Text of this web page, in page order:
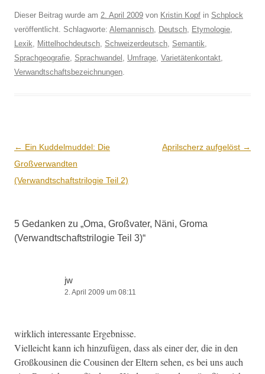
Dieser Beitrag wurde am 2. April 2009 von Kristin Kopf in Schplock
veröffentlicht. Schlagworte: Alemannisch Deutsch Etymologie
Lexik
Mittelhochdeutsch Schweizerdeutsch Semantik
Sprachgeografie Sprachwandel Umfrage Varietätenkontakt
Verwandtschaftsbezeichnungen
Beitrags-
Navigation
← Ein Kuddelmuddel: Die
Großverwandten
(Verwandtschaftstrilogie Teil 2)
Aprilscherz aufgelöst →
5 Gedanken zu „Oma, Großvater, Näni, Groma
(Verwandtschaftstrilogie Teil 3)“
jw
2. April 2009 um 08:11
wirk­lich inter­es­sante Ergebnisse.
Vielle­icht kann ich hinzufü­gen, dass als ein­er der, die in den
Großk­ousi­nen die Cousi­nen der Eltern sehen, es bei uns auch